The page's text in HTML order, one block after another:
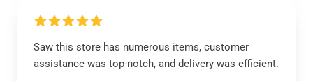
Saw this store has numerous items, customer
assistance was top-notch, and delivery was efficient.